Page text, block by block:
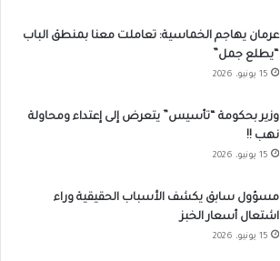
عرمان يهاجم الخماسية: تعاملت معنا بمنطق الباب
“يطلع جمل”
15 يونيو، 2026
وزير بحكومة “تأسيس” يتعرض إلى إعتداء ومحاولة
نهب !!
15 يونيو، 2026
مسؤول سابق يكشف الأسباب الحقيقية وراء
اشتعال أسعار الخبز
15 يونيو، 2026